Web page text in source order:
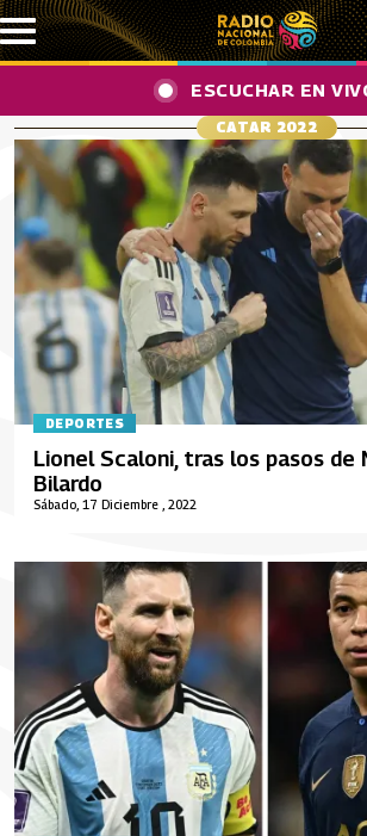
Pasar al contenido principal
ESCUCHAR EN
CATAR 2022
DEPORTES
Sábado, 17 Diciembre , 2022
Lionel Scaloni, tras los pasos
Bilardo